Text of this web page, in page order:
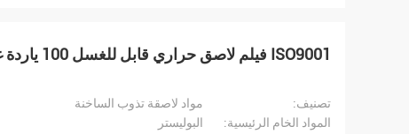
ISO9001 فيلم لاصق حراري قابل للغسل 100 ياردة غراء لاصق
تصنيف:
مواد لاصقة تذوب الساخنة
المواد الخام الرئيسية:
البوليستر